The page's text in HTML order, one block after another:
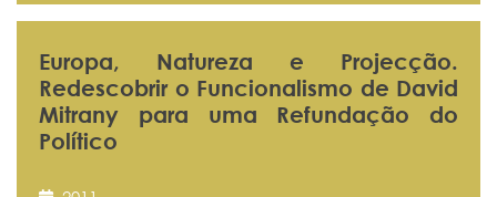
Europa, Natureza e Projecção.
Redescobrir o Funcionalismo de David
Mitrany para uma Refundação do
Político